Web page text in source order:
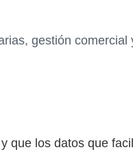
gestión comercial
que los datos que